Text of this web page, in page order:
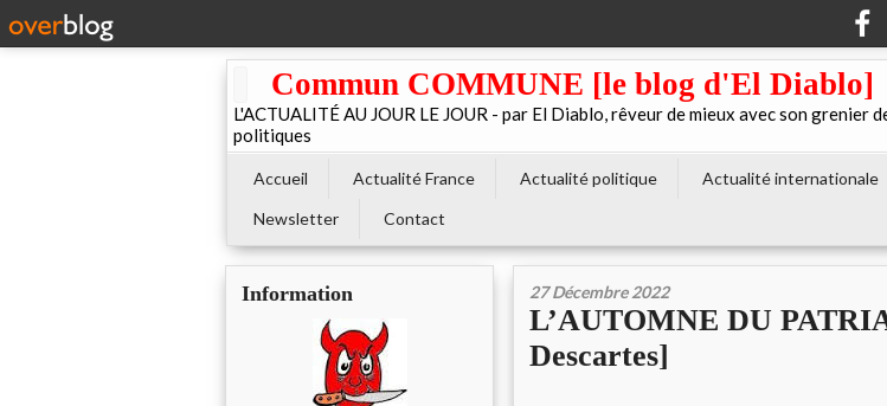
Commun COMMUNE [le blog d'El Diablo]
L'ACTUALITÉ AU JOUR LE JOUR - par El Diablo, rêveur de mieux avec son grenier
politiques
Accueil Actualité France Actualité politique Actualité internationale
Newsletter
Contact
Information 27 Décembre 2022
L’AUTOMNE DU
Descartes]